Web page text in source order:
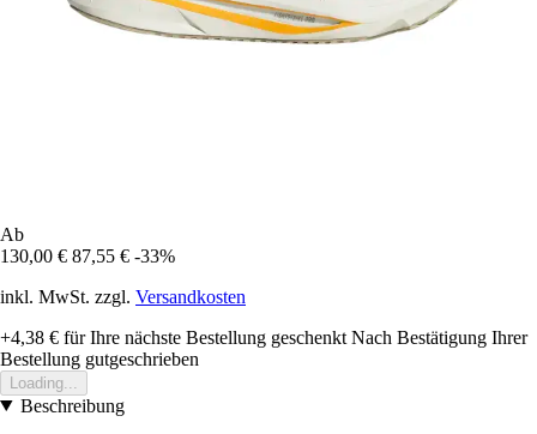
Ab
130,00 € 87,55 € -33%
inkl. MwSt. zzgl. Versandkosten
+4,38 € für Ihre nächste Bestellung geschenkt Nach Bestätigung Ihrer
Bestellung gutgeschrieben
Loading...
Beschreibung